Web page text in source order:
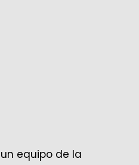
equipo de la